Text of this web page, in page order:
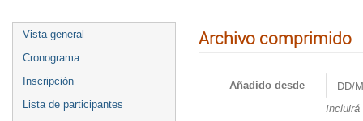
Vista general
Cronograma
Inscripción
Lista de participantes
Archivo comprimido
Añadido desde